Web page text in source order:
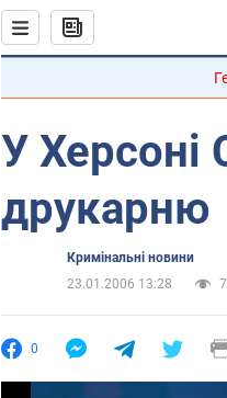
У Херсоні
друкарню
Кримінальні новини
23.01.2006 13:28
0